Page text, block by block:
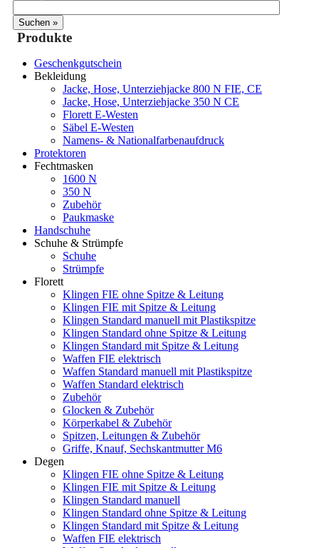
Produkte
Geschenkgutschein
Bekleidung
Jacke, Hose, Unterziehjacke 800 N FIE, CE
Jacke, Hose, Unterziehjacke 350 N CE
Florett E-Westen
Säbel E-Westen
Namens- & Nationalfarbenaufdruck
Protektoren
Fechtmasken
1600 N
350 N
Zubehör
Paukmaske
Handschuhe
Schuhe & Strümpfe
Schuhe
Strümpfe
Florett
Klingen FIE ohne Spitze & Leitung
Klingen FIE mit Spitze & Leitung
Klingen Standard manuell mit Plastikspitze
Klingen Standard ohne Spitze & Leitung
Klingen Standard mit Spitze & Leitung
Waffen FIE elektrisch
Waffen Standard manuell mit Plastikspitze
Waffen Standard elektrisch
Zubehör
Glocken & Zubehör
Körperkabel & Zubehör
Spitzen, Leitungen & Zubehör
Griffe, Knauf, Sechskantmutter M6
Degen
Klingen FIE ohne Spitze & Leitung
Klingen FIE mit Spitze & Leitung
Klingen Standard manuell
Klingen Standard ohne Spitze & Leitung
Klingen Standard mit Spitze & Leitung
Waffen FIE elektrisch